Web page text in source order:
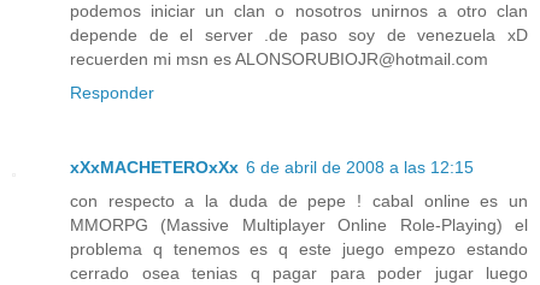
podemos iniciar un clan o nosotros unirnos a otro clan
depende de el server .de paso soy de venezuela xD
recuerden mi msn es ALONSORUBIOJR@hotmail.com
Responder
xXxMACHETEROxXx 6 de abril de 2008 a las 12:15
con respecto a la duda de pepe ! cabal online es un
MMORPG (Massive Multiplayer Online Role-Playing) el
problema q tenemos es q este juego empezo estando
cerrado osea tenias q pagar para poder jugar luego